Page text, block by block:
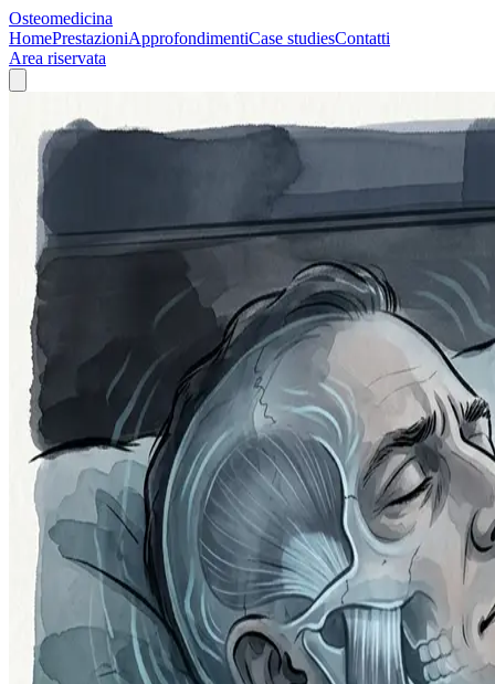
Osteomedicina
HomePrestazioniApprofondimentiCase studiesContatti
Area riservata